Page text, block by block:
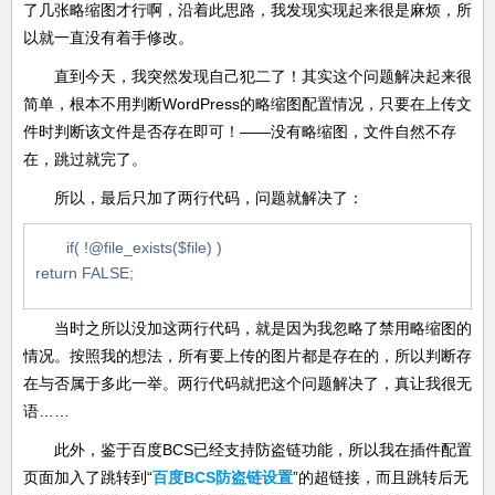
了几张略缩图才行啊，沿着此思路，我发现实现起来很是麻烦，所
以就一直没有着手修改。
直到今天，我突然发现自己犯二了！其实这个问题解决起来很
简单，根本不用判断WordPress的略缩图配置情况，只要在上传文
件时判断该文件是否存在即可！——没有略缩图，文件自然不存
在，跳过就完了。
所以，最后只加了两行代码，问题就解决了：
if( !@file_exists($file) )
return FALSE;
当时之所以没加这两行代码，就是因为我忽略了禁用略缩图的
情况。按照我的想法，所有要上传的图片都是存在的，所以判断存
在与否属于多此一举。两行代码就把这个问题解决了，真让我很无
语……
此外，鉴于百度BCS已经支持防盗链功能，所以我在插件配置
页面加入了跳转到“百度BCS防盗链设置”的超链接，而且跳转后无